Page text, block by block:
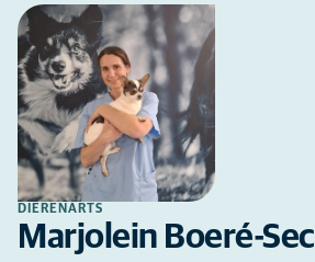
DIERENARTS
Marjolein Boeré-